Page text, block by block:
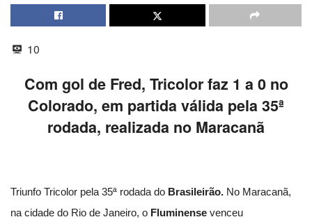
10
Com gol de Fred, Tricolor faz 1 a 0 no
Colorado, em partida válida pela 35ª
rodada, realizada no Maracanã
Triunfo Tricolor pela 35ª rodada do Brasileirão. No Maracanã,
na cidade do Rio de Janeiro, o Fluminense venceu